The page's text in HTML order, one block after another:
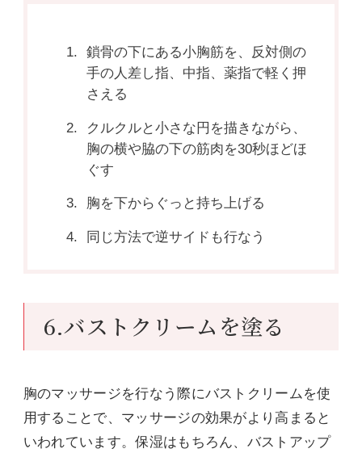
鎖骨の下にある小胸筋を、反対側の
手の人差し指、中指、薬指で軽く押
さえる
クルクルと小さな円を描きながら、
胸の横や脇の下の筋肉を30秒ほどほ
ぐす
胸を下からぐっと持ち上げる
同じ方法で逆サイドも行なう
6.バストクリームを塗る
胸のマッサージを行なう際にバストクリームを使
用することで、マッサージの効果がより高まると
いわれています。保湿はもちろん、バストアップ